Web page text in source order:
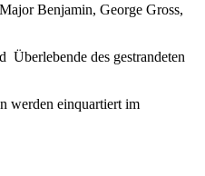
Benjamin, George Gross,
des gestrandeten
werden einquartiert im